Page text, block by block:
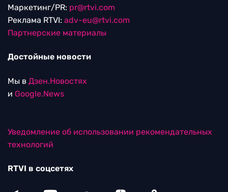
Маркетинг/PR: pr@rtvi.com
Реклама RTVI: adv-eu@rtvi.com
Партнерские материалы
Достойные новости
Мы в Дзен.Новостях
и Google.News
Уведомление об использовании рекомендательных
технологий
RTVI в соцсетях